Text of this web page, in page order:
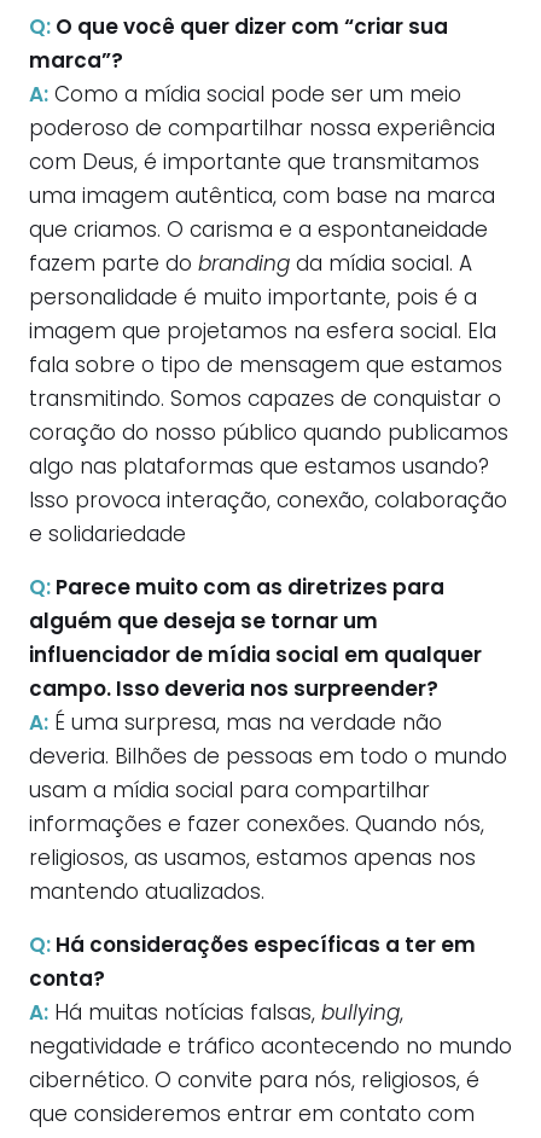
Q: O que você quer dizer com “criar sua
marca”?
A: Como a mídia social pode ser um meio
poderoso de compartilhar nossa experiência
com Deus, é importante que transmitamos
uma imagem autêntica, com base na marca
que criamos. O carisma e a espontaneidade
fazem parte do branding da mídia social. A
personalidade é muito importante, pois é a
imagem que projetamos na esfera social. Ela
fala sobre o tipo de mensagem que estamos
transmitindo. Somos capazes de conquistar o
coração do nosso público quando publicamos
algo nas plataformas que estamos usando?
Isso provoca interação, conexão, colaboração
e solidariedade
Q: Parece muito com as diretrizes para
alguém que deseja se tornar um
influenciador de mídia social em qualquer
campo. Isso deveria nos surpreender?
A: É uma surpresa, mas na verdade não
deveria. Bilhões de pessoas em todo o mundo
usam a mídia social para compartilhar
informações e fazer conexões. Quando nós,
religiosos, as usamos, estamos apenas nos
mantendo atualizados.
Q: Há considerações específicas a ter em
conta?
A: Há muitas notícias falsas, bullying,
negatividade e tráfico acontecendo no mundo
cibernético. O convite para nós, religiosos, é
que consideremos entrar em contato com